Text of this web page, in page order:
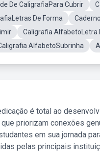
De CaligrafiaPara Cubrir
De Forma
Caligrafia AlfabetoLetra
AlfabetoSubrinha
é total ao
priorizam conexões
em sua jornada
pelas principais